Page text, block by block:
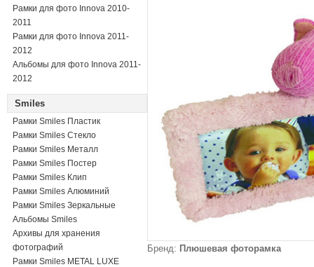
Рамки для фото Innova 2010-
2011
Рамки для фото Innova 2011-
2012
Альбомы для фото Innova 2011-
2012
Smiles
Рамки Smiles Пластик
Рамки Smiles Стекло
Рамки Smiles Металл
Рамки Smiles Постер
Рамки Smiles Клип
Рамки Smiles Алюминий
Рамки Smiles Зеркальные
Альбомы Smiles
Архивы для хранения
фотографий
Рамки Smiles METAL LUXE
Бренд: Плюшевая фоторамка